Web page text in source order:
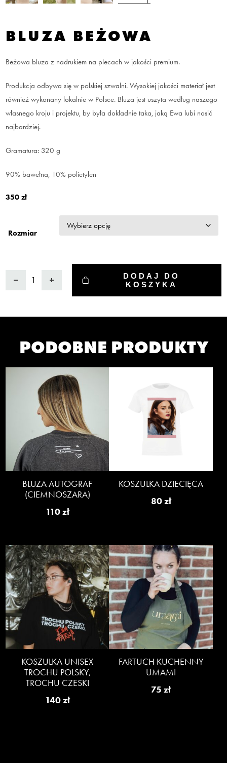
BLUZA BEŻOWA
Beżowa bluza z nadrukiem na plecach w jakości premium.
Produkcja odbywa się w polskiej szwalni. Wysokiej jakości materiał jest
również wykonany lokalnie w Polsce. Bluza jest uszyta według naszego
własnego kroju i projektu, by była dokładnie taka, jaką Ewa lubi nosić
najbardziej.
Gramatura: 320 g
90% bawełna, 10% polietylen
350zł
Rozmiar
DODAJ DO
KOSZYKA
PODOBNE PRODUKTY
BLUZA AUTOGRAF
(CIEMNOSZARA)
110zł
KOSZULKA DZIECIĘCA
80zł
KOSZULKA UNISEX
TROCHU POLSKY,
TROCHU CZESKI
140zł
FARTUCH KUCHENNY
UMAMI
75zł